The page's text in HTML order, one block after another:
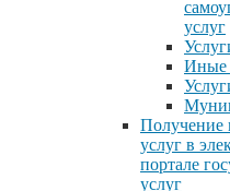
услуг
Иные
Получение
услуг в
портале
услуг